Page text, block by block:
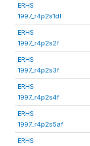
ERHS
1997_r4p2s1df
ERHS
1997_r4p2s2f
ERHS
1997_r4p2s3f
ERHS
1997_r4p2s4f
ERHS
1997_r4p2s5af
ERHS